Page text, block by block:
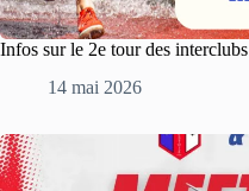
Infos sur le 2e tour des interclubs
14 mai 2026